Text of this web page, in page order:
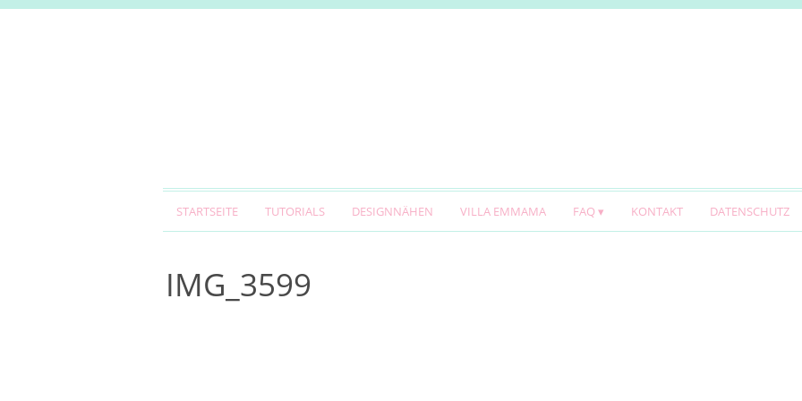
STARTSEITE TUTORIALS DESIGNNÄHEN VILLA EMMAMA FAQ KONTAKT DATENSCHUTZ
IMG_3599